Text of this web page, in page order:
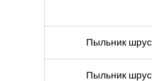
Пыльник
Пыльник